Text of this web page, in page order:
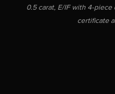
0.5 carat, E/IF with 4-
certificate